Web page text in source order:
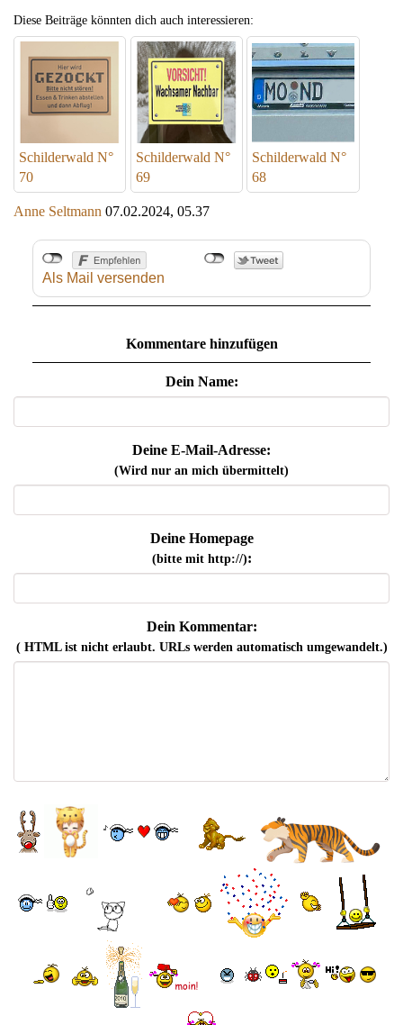
Diese Beiträge könnten dich auch interessieren:
Schilderwald N°
70
Schilderwald N°
69
Schilderwald N°
68
Anne Seltmann 07.02.2024, 05.37
Als Mail versenden
Kommentare hinzufügen
Dein Name:
Deine E-Mail-Adresse:
(Wird nur an mich übermittelt)
Deine Homepage
(bitte mit http://):
Dein Kommentar:
( HTML ist nichterlaubt. URLs werden automatisch umgewandelt.)